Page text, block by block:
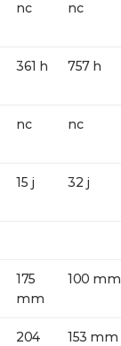
nc nc
361 h 757 h
nc nc
15 j 32 j
175
mm
100 mm
204
153 mm